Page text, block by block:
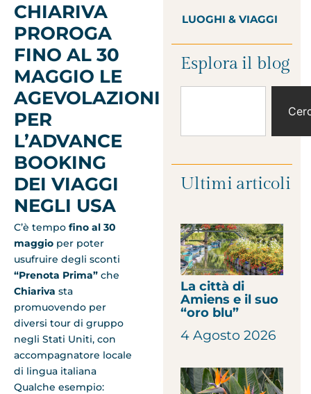
CHIARIVA
PROROGA
FINO AL 30
MAGGIO LE
AGEVOLAZIONI
PER
L’ADVANCE
BOOKING
DEI VIAGGI
NEGLI USA
C’è tempo fino al 30
maggio per poter
usufruire degli sconti
“Prenota Prima” che
Chiariva sta
promuovendo per
diversi tour di gruppo
negli Stati Uniti, con
accompagnatore locale
di lingua italiana
Qualche esempio:
LUOGHI & VIAGGI
Esplora il blog
Ultimi articoli
La città di
Amiens e il suo
“oro blu”
4 Agosto 2026